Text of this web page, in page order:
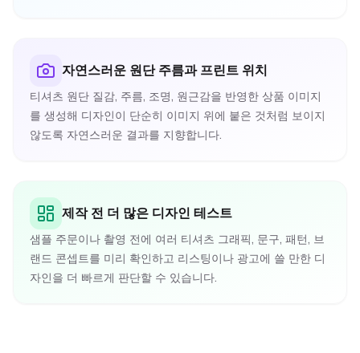
자연스러운 원단 주름과 프린트 위치
티셔츠 원단 질감, 주름, 조명, 원근감을 반영한 상품 이미지
를 생성해 디자인이 단순히 이미지 위에 붙은 것처럼 보이지
않도록 자연스러운 결과를 지향합니다.
제작 전 더 많은 디자인 테스트
샘플 주문이나 촬영 전에 여러 티셔츠 그래픽, 문구, 패턴, 브
랜드 콘셉트를 미리 확인하고 리스팅이나 광고에 쓸 만한 디
자인을 더 빠르게 판단할 수 있습니다.